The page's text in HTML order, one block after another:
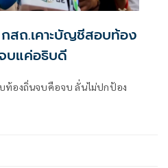
สถ.เคาะบัญชีสอบท้อง
จบแค่อธิบดี
ท้องถิ่นจบคือจบ ลั่นไม่ปกป้อง